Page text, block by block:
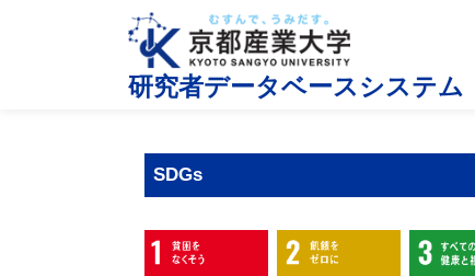
研究者データベースシステム
SDGs